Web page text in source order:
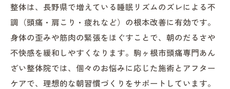
整体は、長野県で増えている睡眠リズムのズレによる不
調（頭痛・肩こり・疲れなど）の根本改善に有効です。
身体の歪みや筋肉の緊張をほぐすことで、朝のだるさや
不快感を緩和しやすくなります。駒ヶ根市頭痛専門あん
ざい整体院では、個々のお悩みに応じた施術とアフター
ケアで、理想的な朝習慣づくりをサポートしています。